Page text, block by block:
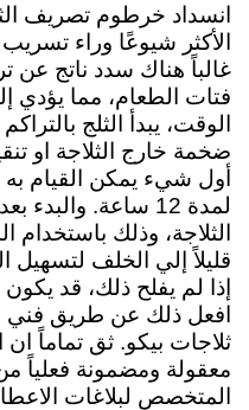
انسداد خرطوم تصريف
الأكثر شيوعًا وراء
غالباً هناك سدد ناتج عن
فتات الطعام، مما يؤدي
الوقت، يبدأ الثلج
ضخمة خارج الثلاجة او
أول شيء يمكن القيام
لمدة 12 ساعة.
الثلاجة، وذلك باستخدام
قليلاً إلي الخلف لتسهيل
إذا لم يفلح ذلك، قد يكون
افعل ذلك عن طريق
ثلاجات بيكو. ثق تماماً ان
معقولة ومضمونة فعلياً
المتخصص لبلاغات